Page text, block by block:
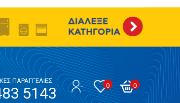
0
0
ΠΑΡΑΓΓΕΛΙΕΣ
5143